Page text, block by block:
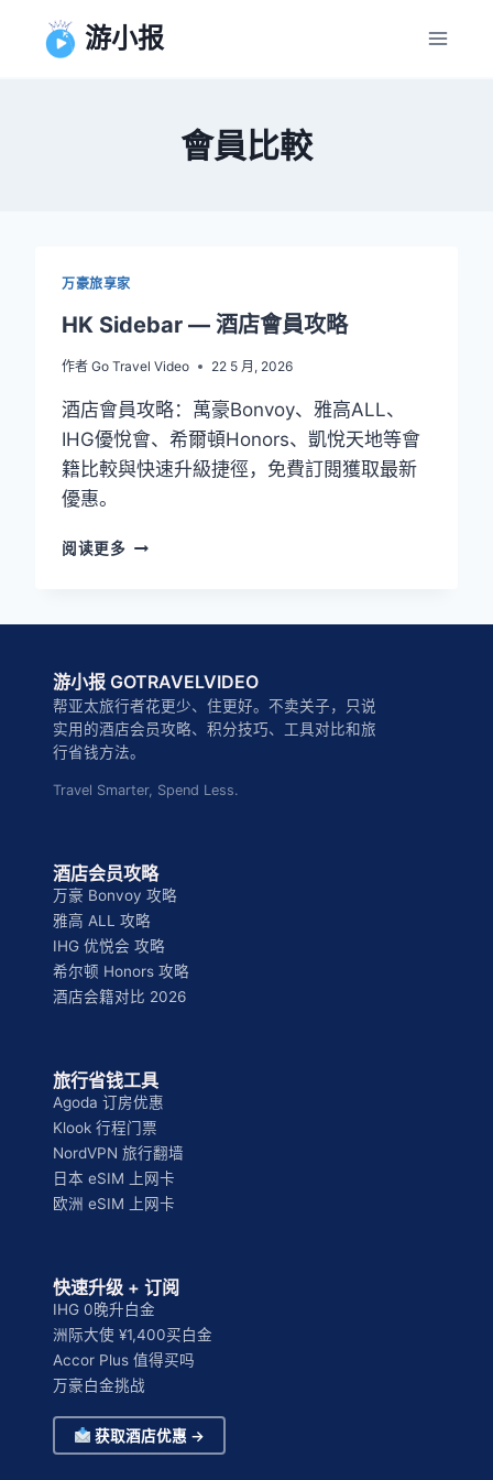
游小报
會員比較
万豪旅享家
HK Sidebar — 酒店會員攻略
作者 Go Travel Video 22 5 月, 2026
酒店會員攻略：萬豪Bonvoy、雅高ALL、
IHG優悅會、希爾頓Honors、凱悅天地等會
籍比較與快速升級捷徑，免費訂閱獲取最新
優惠。
阅读更多 HK
員
攻
略
游小报 GOTRAVELVIDEO
帮亚太旅行者花更少、住更好。不卖关子，只说
实用的酒店会员攻略、积分技巧、工具对比和旅
行省钱方法。
Travel Smarter, Spend Less.
酒店会员攻略
万豪 Bonvoy 攻略
雅高 ALL 攻略
IHG 优悦会 攻略
希尔顿 Honors 攻略
酒店会籍对比 2026
旅行省钱工具
Agoda 订房优惠
Klook 行程门票
NordVPN 旅行翻墙
日本 eSIM 上网卡
欧洲 eSIM 上网卡
快速升级 + 订阅
IHG 0晚升白金
洲际大使 ¥1,400买白金
Accor Plus 值得买吗
万豪白金挑战
获取酒店优惠 →